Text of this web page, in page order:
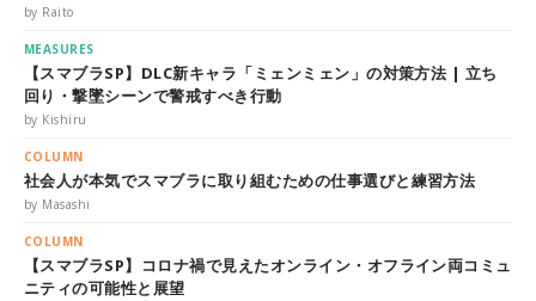
by Raito
MEASURES
【スマブラSP】DLC新キャラ「ミェンミェン」の対策方法 | 立ち
回り・撃墜シーンで警戒すべき行動
by Kishiru
COLUMN
社会人が本気でスマブラに取り組むための仕事選びと練習方法
by Masashi
COLUMN
【スマブラSP】コロナ禍で見えたオンライン・オフライン両コミュ
ニティの可能性と展望